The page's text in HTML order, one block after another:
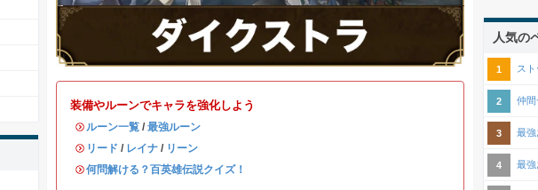
装備やルーンでキャラを強化しよう
・ ルーン一覧 / 最強ルーン
・ リード / レイナ / リーン
・何問解ける？百英雄伝説クイズ！
人気の
ス
仲間
最強
最強